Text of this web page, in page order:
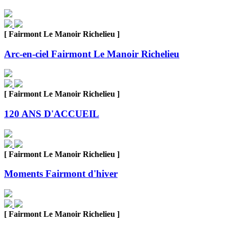
[ Fairmont Le Manoir Richelieu ]
Arc-en-ciel Fairmont Le Manoir Richelieu
[ Fairmont Le Manoir Richelieu ]
120 ANS D'ACCUEIL
[ Fairmont Le Manoir Richelieu ]
Moments Fairmont d'hiver
[ Fairmont Le Manoir Richelieu ]